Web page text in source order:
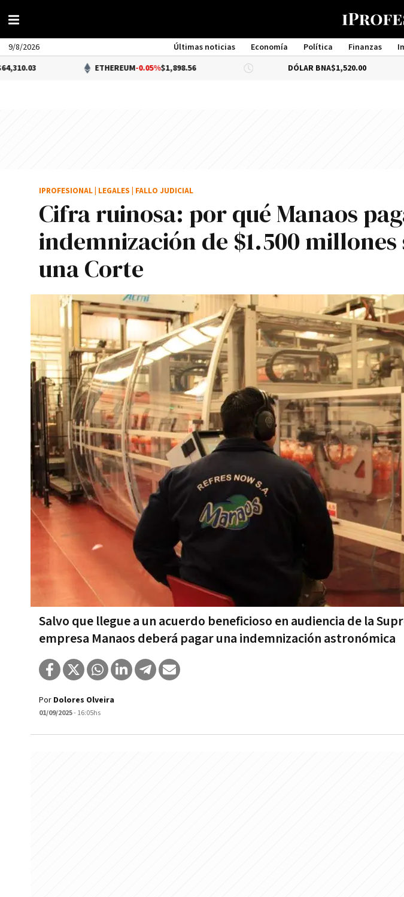
9/8/2026 Últimas noticias Economía Política Finanzas
ETHEREUM -0.05%$1,898.56 DÓLAR BNA $1,520.00
Cifra ruinosa: por qué Manaos
indemnización de $1.500 millones
una Corte
Salvo que llegue a un acuerdo beneficioso en audiencia de la
empresa Manaos deberá pagar una indemnización astronómica
IPROFESIONAL LEGALES FALLO JUDICIAL
Por Dolores Olveira
01/09/2025- 16:05hs